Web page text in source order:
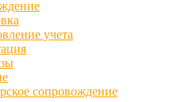
учета
сопровождение